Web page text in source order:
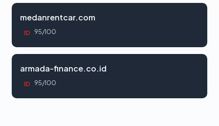
medanrentcar.com
ID 95/100
armada-finance.co.id
ID 95/100